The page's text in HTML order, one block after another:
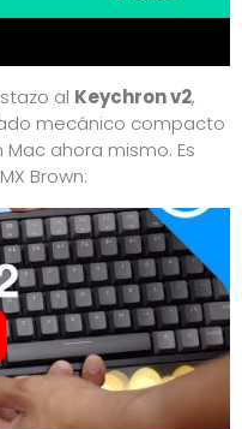
al Keychron v2,
mecánico compacto
ahora mismo. Es
Brown: